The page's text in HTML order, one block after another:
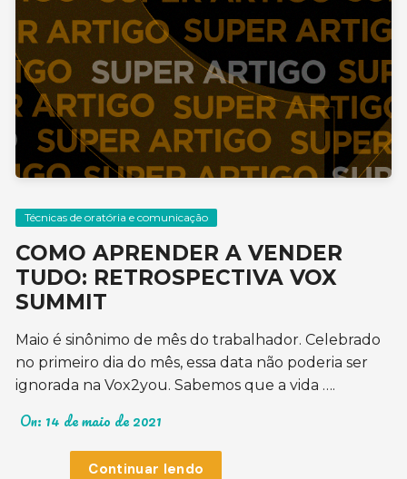
Técnicas de oratória e comunicação
COMO APRENDER A VENDER
TUDO: RETROSPECTIVA VOX
SUMMIT
Maio é sinônimo de mês do trabalhador. Celebrado
no primeiro dia do mês, essa data não poderia ser
ignorada na Vox2you. Sabemos que a vida ….
On: 14 de maio de 2021
Continuar lendo